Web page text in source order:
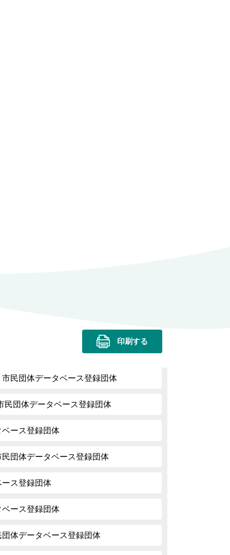
印刷する
民団体データベース登録団体
民団体データベース登録団体
ース登録団体
団体データベース登録団体
ス登録団体
ース登録団体
体データベース登録団体